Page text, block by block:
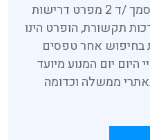
הינך בעמוד אשר מציג את מסמך /ד 2 מפרט דרישות
תקשורת, הופרט הינו
אחר טפסים
יום המנוע מיועד
ממשלה וכדומה